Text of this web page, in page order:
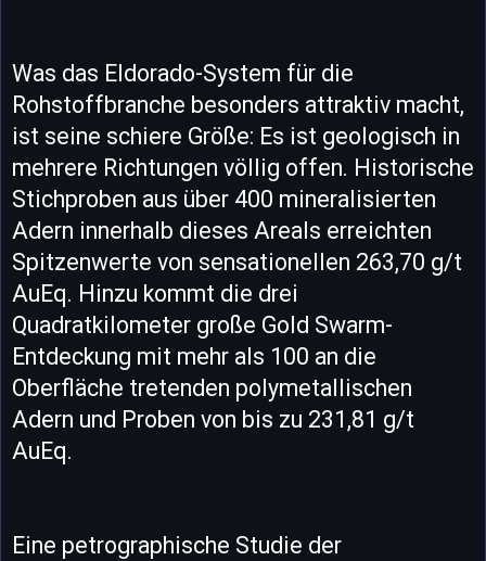
Was das Eldorado-System für die
Rohstoffbranche besonders attraktiv macht,
ist seine schiere Größe: Es ist geologisch in
mehrere Richtungen völlig offen. Historische
Stichproben aus über 400 mineralisierten
Adern innerhalb dieses Areals erreichten
Spitzenwerte von sensationellen 263,70 g/t
AuEq. Hinzu kommt die drei
Quadratkilometer große Gold Swarm-
Entdeckung mit mehr als 100 an die
Oberfläche tretenden polymetallischen
Adern und Proben von bis zu 231,81 g/t
AuEq.
Eine petrographische Studie der